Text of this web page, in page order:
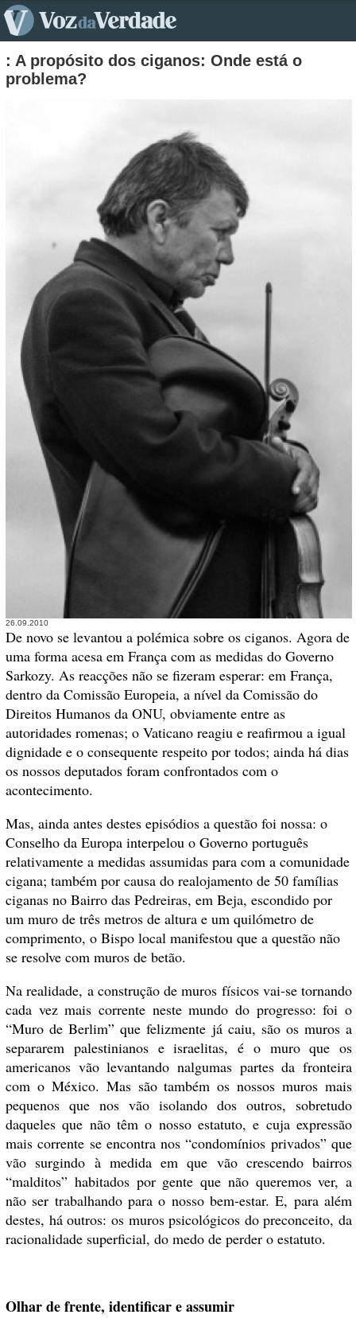
: A propósito dos ciganos: Onde está o
problema?
26.09.2010
De novo se levantou a polémica sobre os ciganos. Agora de
uma forma acesa em França com as medidas do Governo
Sarkozy. As reacções não se fizeram esperar: em França,
dentro da Comissão Europeia, a nível da Comissão do
Direitos Humanos da ONU, obviamente entre as
autoridades romenas; o Vaticano reagiu e reafirmou a igual
dignidade e o consequente respeito por todos; ainda há dias
os nossos deputados foram confrontados com o
acontecimento.
Mas, ainda antes destes episódios a questão foi nossa: o
Conselho da Europa interpelou o Governo português
relativamente a medidas assumidas para com a comunidade
cigana; também por causa do realojamento de 50 famílias
ciganas no Bairro das Pedreiras, em Beja, escondido por
um muro de três metros de altura e um quilómetro de
comprimento, o Bispo local manifestou que a questão não
se resolve com muros de betão.
Na realidade, a construção de muros físicos vai-se tornando
cada vez mais corrente neste mundo do progresso: foi o
“Muro de Berlim” que felizmente já caiu, são os muros a
separarem palestinianos e israelitas, é o muro que os
americanos vão levantando nalgumas partes da fronteira
com o México. Mas são também os nossos muros mais
pequenos que nos vão isolando dos outros, sobretudo
daqueles que não têm o nosso estatuto, e cuja expressão
mais corrente se encontra nos “condomínios privados” que
vão surgindo à medida em que vão crescendo bairros
“malditos” habitados por gente que não queremos ver, a
não ser trabalhando para o nosso bem-estar. E, para além
destes, há outros: os muros psicológicos do preconceito, da
racionalidade superficial, do medo de perder o estatuto.
Olhar de frente, identificar e assumir